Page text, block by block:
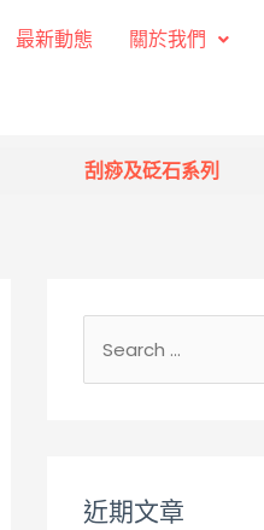
最新動態 關於我們
刮痧及砭石系列
近期文章